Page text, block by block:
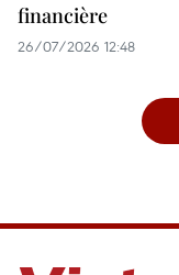
financière
26/07/2026 12:48